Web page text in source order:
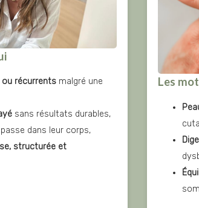
récurrents malgré une
sans résultats durables,
dans leur corps,
structurée et
Les